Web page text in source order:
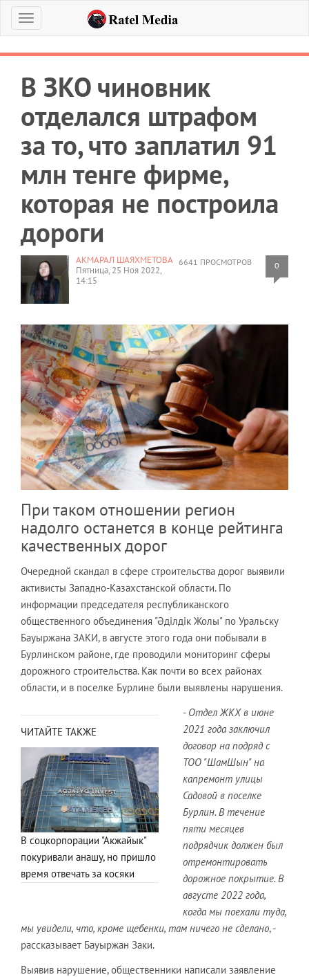
Меню
В ЗКО чиновник
отделался штрафом
за то, что заплатил 91
млн тенге фирме,
которая не построила
дороги
6641 ПРОСМОТРОВ 0
АКМАРАЛ ШАЯХМЕТОВА
Пятница, 25 Ноя 2022,
14:15
При таком отношении регион
надолго останется в конце рейтинга
качественных дорог
Очередной скандал в сфере строительства дорог выявили
активисты Западно-Казахстанской области. По
информации председателя республиканского
общественного объединения "Әділдік Жолы" по Уральску
Бауыржана ЗАКИ, в августе этого года они побывали в
Бурлинском районе, где проводили мониторинг сферы
дорожного строительства. Как почти во всех районах
области, и в поселке Бурлине были выявлены нарушения.
ЧИТАЙТЕ ТАКЖЕ
В соцкорпорации "Акжайык"
покуривали анашу, но пришло
время отвечать за косяки
- Отдел ЖКХ в июне
2021 года заключил
договор на подряд с
ТОО "ШамШын" на
капремонт улицы
Садовой в поселке
Бурлин. В течение
пяти месяцев
подрядчик должен был
отремонтировать
дорожное покрытие. В
августе 2022 года,
когда мы поехали туда,
мы увидели, что, кроме щебенки, там ничего не сделано, -
рассказывает Бауыржан Заки.
Выявив нарушение, общественники написали заявление